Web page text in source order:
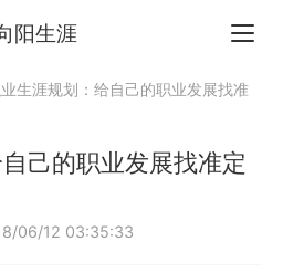
阳生涯
生涯规划：给自己的职业发展找准
己的职业发展找准定
06/12 03:35:33